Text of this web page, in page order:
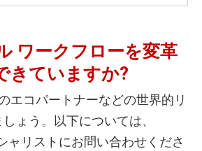
ワークフローを変革
きていますか?
エコパートナーなどの世界的リ
ょう。以下については、
ャリストにお問い合わせくださ